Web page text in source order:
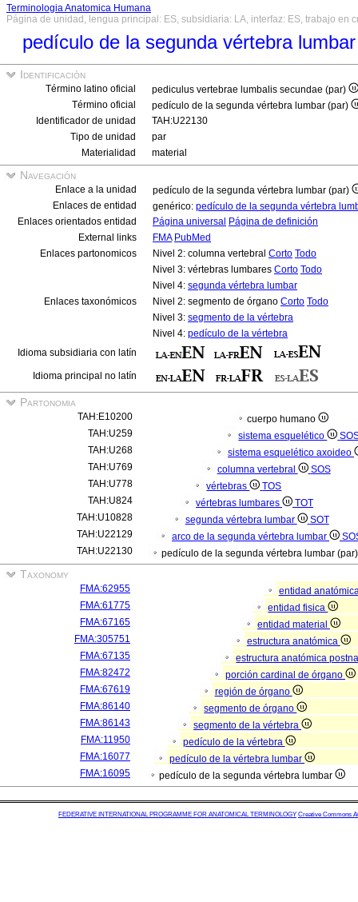
Terminologia Anatomica Humana
Página de unidad, lengua principal: ES, subsidiaria: LA, interfaz: ES, trabajo en
pedículo de la segunda vértebra
Identificación
Término latino oficial
pediculus vertebrae lumbalis secundae (par)
Término oficial
pedículo de la segunda vértebra lumbar (par)
Identificador de unidad
TAH:U22130
Tipo de unidad
par
Materialidad
material
Navegación
Enlace a la unidad
pedículo de la segunda vértebra lumbar (par)
Enlaces de entidad
genérico: pedículo de la segunda vértebra
Enlaces orientados entidad
Página universal Página de definición
External links
FMA PubMed
Enlaces partonomicos
Nivel 2: columna vertebral Corto Todo
Nivel 3: vértebras lumbares Corto Todo
Nivel 4: segunda vértebra lumbar
Enlaces taxonómicos
Nivel 2: segmento de órgano Corto Todo
Nivel 3: segmento de la vértebra
Nivel 4: pedículo de la vértebra
Idioma subsidiaria con latín
Idioma principal no latín
Partonomia
TAH:E10200
cuerpo humano
TAH:U259
sistema esquelético
TAH:U268
sistema esquelético axoideo
TAH:U769
columna vertebral
SOS
TAH:U778
vértebras
TOS
TAH:U824
vértebras lumbares
TOT
TAH:U10828
segunda vértebra lumbar
SOT
TAH:U22129
arco de la segunda vértebra lumbar
TAH:U22130
pedículo de la segunda vértebra lumbar
Taxonomy
FMA:62955
entidad
FMA:61775
entidad fisica
FMA:67165
entidad material
FMA:305751
estructura anatómica
FMA:67135
estructura anatómica
FMA:82472
porción cardinal de órgano
FMA:67619
región de órgano
FMA:86140
segmento de órgano
FMA:86143
segmento de la vértebra
FMA:11950
pedículo de la vértebra
FMA:16077
pedículo de la vértebra lumbar
FMA:16095
pedículo de la segunda vértebra lumbar
FEDERATIVE INTERNATIONAL PROGRAMME FOR ANATOMICAL TERMINOLOGY Creative Commons